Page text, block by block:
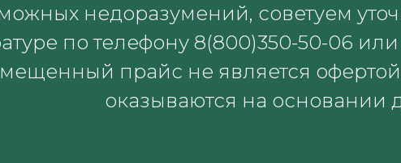
недоразумений, советуем
по телефону 8(800)350-50-06 или
прайс не является
оказываются на основании